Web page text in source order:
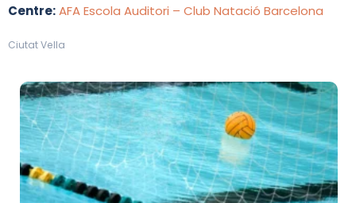
Centre:AFA Escola Auditori – Club Natació Barcelona
Ciutat Vella